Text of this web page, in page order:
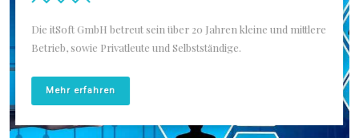
Die itSoft GmbH betreut sein über 20 Jahren kleine und mittlere
Betrieb, sowie Privatleute und Selbstständige.
Mehr erfahren